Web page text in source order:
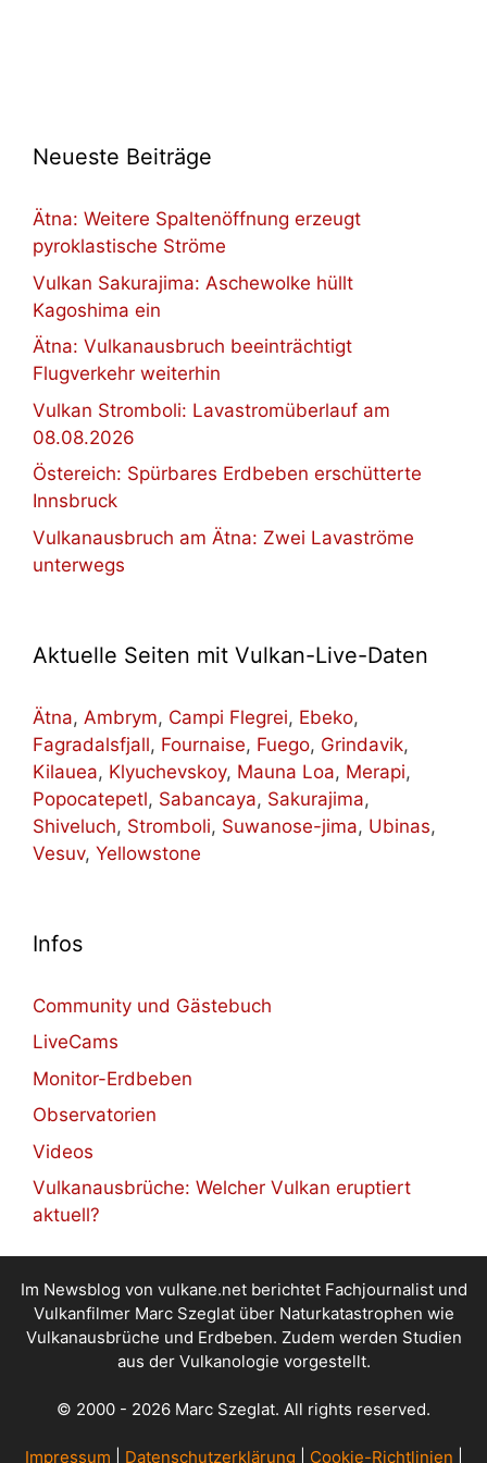
Neueste Beiträge
Ätna: Weitere Spaltenöffnung erzeugt
pyroklastische Ströme
Vulkan Sakurajima: Aschewolke hüllt
Kagoshima ein
Ätna: Vulkanausbruch beeinträchtigt
Flugverkehr weiterhin
Vulkan Stromboli: Lavastromüberlauf am
08.08.2026
Östereich: Spürbares Erdbeben erschütterte
Innsbruck
Vulkanausbruch am Ätna: Zwei Lavaströme
unterwegs
Aktuelle Seiten mit Vulkan-Live-Daten
Ätna, Ambrym, Campi Flegrei, Ebeko,
Fagradalsfjall, Fournaise, Fuego, Grindavik,
Kilauea, Klyuchevskoy, Mauna Loa, Merapi,
Popocatepetl, Sabancaya, Sakurajima,
Shiveluch, Stromboli, Suwanose-jima, Ubinas,
Vesuv, Yellowstone
Infos
Community und Gästebuch
LiveCams
Monitor-Erdbeben
Observatorien
Videos
Vulkanausbrüche: Welcher Vulkan eruptiert
aktuell?
Im Newsblog von vulkane.net berichtet Fachjournalist und
Vulkanfilmer Marc Szeglat über Naturkatastrophen wie
Vulkanausbrüche und Erdbeben. Zudem werden Studien
aus der Vulkanologie vorgestellt.
© 2000 - 2026 Marc Szeglat. All rights reserved.
Impressum Datenschutzerklärung Cookie-Richtlinien